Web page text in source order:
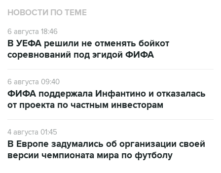
НОВОСТИ ПО ТЕМЕ
6 августа 18:46
В УЕФА решили не отменять бойкот
соревнований под эгидой ФИФА
6 августа 09:40
ФИФА поддержала Инфантино и отказалась
от проекта по частным инвесторам
4 августа 01:45
В Европе задумались об организации своей
версии чемпионата мира по футболу